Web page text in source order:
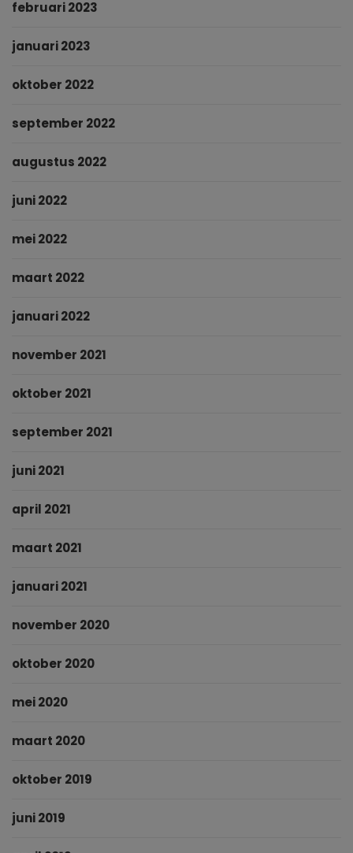
februari 2023
januari 2023
oktober 2022
september 2022
augustus 2022
juni 2022
mei 2022
maart 2022
januari 2022
november 2021
oktober 2021
september 2021
juni 2021
april 2021
maart 2021
januari 2021
november 2020
oktober 2020
mei 2020
maart 2020
oktober 2019
juni 2019